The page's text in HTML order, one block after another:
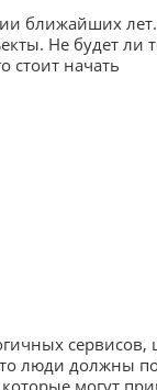
ближайших
Не будет ли
стоит начать
сервисов,
люди должны
могут